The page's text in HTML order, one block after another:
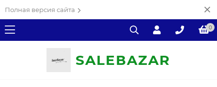
Полная версия сайта
0
SALEВAZAR